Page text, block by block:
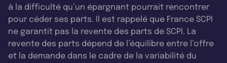
à la difficulté qu’un épargnant pourrait rencontrer
pour céder ses parts. Il est rappelé que France SCPI
ne garantit pas la revente des parts de SCPI. La
revente des parts dépend de l’équilibre entre l’offre
et la demande dans le cadre de la variabilité du